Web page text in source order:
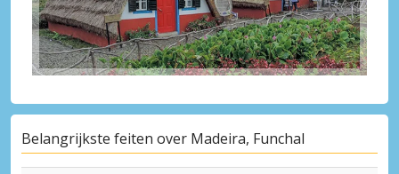
Belangrijkste feiten over Madeira, Funchal